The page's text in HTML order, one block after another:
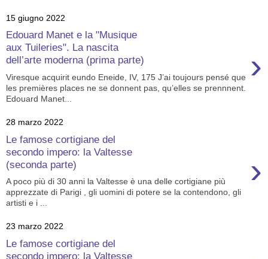
15 giugno 2022
Edouard Manet e la "Musique
aux Tuileries". La nascita
dell’arte moderna (prima parte)
›
Viresque acquirit eundo Eneide, IV, 175 J’ai toujours pensé que
les premières places ne se donnent pas, qu’elles se prennnent.
Edouard Manet...
28 marzo 2022
Le famose cortigiane del
secondo impero: la Valtesse
(seconda parte)
›
A poco più di 30 anni la Valtesse è una delle cortigiane più
apprezzate di Parigi , gli uomini di potere se la contendono, gli
artisti e i ...
23 marzo 2022
Le famose cortigiane del
secondo impero: la Valtesse